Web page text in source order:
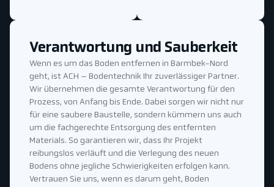
Verantwortung und Sauberkeit
Wenn es um das Boden entfernen in Barmbek-Nord
geht, ist ACH – Bodentechnik Ihr zuverlässiger Partner.
Wir übernehmen die gesamte Verantwortung für den
Prozess, von Anfang bis Ende. Dabei sorgen wir nicht nur
für eine saubere Baustelle, sondern kümmern uns auch
um die fachgerechte Entsorgung des entfernten
Materials. So garantieren wir, dass Ihr Projekt
reibungslos verläuft und die Verlegung des neuen
Bodens ohne jegliche Schwierigkeiten erfolgen kann.
Vertrauen Sie uns, wenn es darum geht, Boden